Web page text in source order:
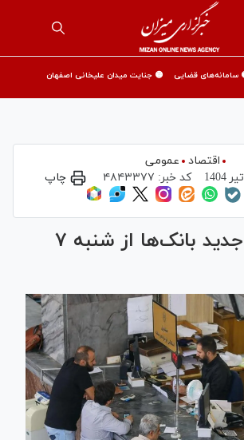
سامانه‌های قضایی 🟡 جنایت میدان علیخانی اصفهان
اقتصاد
عمومی
کد خبر: ۴۸۴۳۳۷۷ چاپ
ساعت کاری جدید بانک‌ها از شنبه ۷